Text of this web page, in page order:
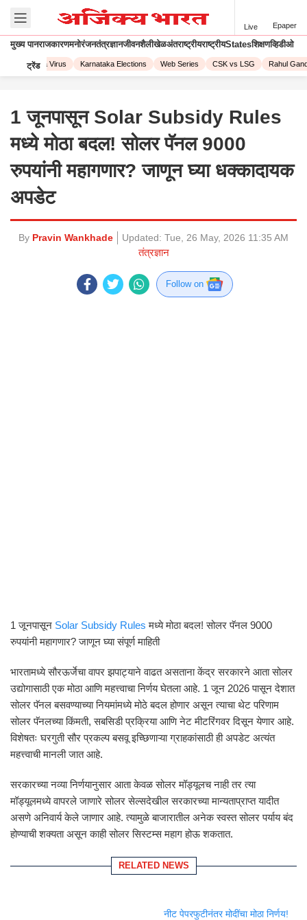
Live Epaper
मुख्य पानराजकारणमनोरंजनतंत्रज्ञानजीवनशैलीखेळअंतराष्ट्रीयराष्ट्रीयStatesशिक्षणव्हिडीओ
ट्रेंड
Corona Virus Karnataka Elections Web Series CSK vs LSG Rahul Gandhi
1 जूनपासून Solar Subsidy Rules
मध्ये मोठा बदल! सोलर पॅनल 9000
रुपयांनी महागणार? जाणून घ्या धक्कादायक
अपडेट
By Pravin Wankhade Updated: Tue, 26 May, 2026 11:35 AM
तंत्रज्ञान
Follow on
1 जूनपासून Solar Subsidy Rules मध्ये मोठा बदल! सोलर पॅनल 9000
रुपयांनी महागणार? जाणून घ्या संपूर्ण माहिती
भारतामध्ये सौरऊर्जेचा वापर झपाट्याने वाढत असताना केंद्र सरकारने आता सोलर
उद्योगासाठी एक मोठा आणि महत्त्वाचा निर्णय घेतला आहे. 1 जून 2026 पासून देशात
सोलर पॅनल बसवण्याच्या नियमांमध्ये मोठे बदल होणार असून त्याचा थेट परिणाम
सोलर पॅनलच्या किंमती, सबसिडी प्रक्रिया आणि नेट मीटरिंगवर दिसून येणार आहे.
विशेषतः घरगुती सौर प्रकल्प बसवू इच्छिणाऱ्या ग्राहकांसाठी ही अपडेट अत्यंत
महत्त्वाची मानली जात आहे.
सरकारच्या नव्या निर्णयानुसार आता केवळ सोलर मॉड्यूलच नाही तर त्या
मॉड्यूलमध्ये वापरले जाणारे सोलर सेल्सदेखील सरकारच्या मान्यताप्राप्त यादीत
असणे अनिवार्य केले जाणार आहे. त्यामुळे बाजारातील अनेक स्वस्त सोलर पर्याय बंद
होण्याची शक्यता असून काही सोलर सिस्टम्स महाग होऊ शकतात.
RELATED NEWS
नीट पेपरफुटीनंतर मोदींचा मोठा निर्णय!